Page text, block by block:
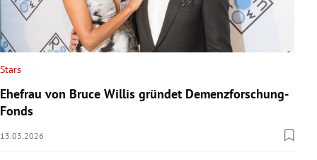
Stars
Ehefrau von Bruce Willis gründet Demenzforschung-
Fonds
13.03.2026